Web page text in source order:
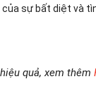
sự bất diệt và
quả, xem thêm